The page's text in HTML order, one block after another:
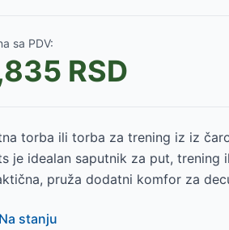
sa PDV:
RSD
torba ili torba za trening iz iz
je idealan saputnik za put, trening
pruža dodatni komfor za
Na stanju